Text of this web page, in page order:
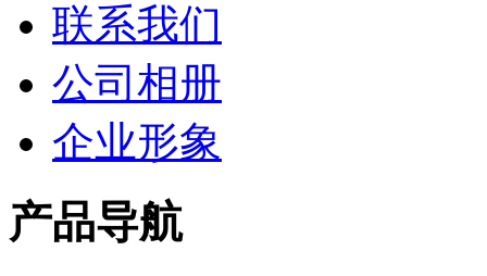
联系我们
公司相册
企业形象
产品导航